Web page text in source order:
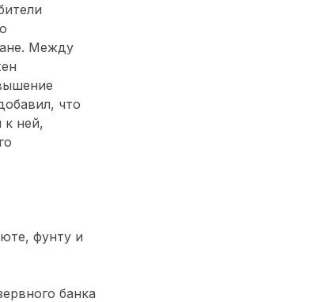
Между
что
к ней,
фунту и
банка